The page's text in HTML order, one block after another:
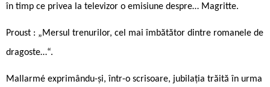
în timp ce privea la televizor o emisiune despre… Magritte.
Proust : „Mersul trenurilor, cel mai îmbătător dintre romanele de
dragoste…“.
Mallarmé exprimându-și, într-o scrisoare, jubilația trăită în urma